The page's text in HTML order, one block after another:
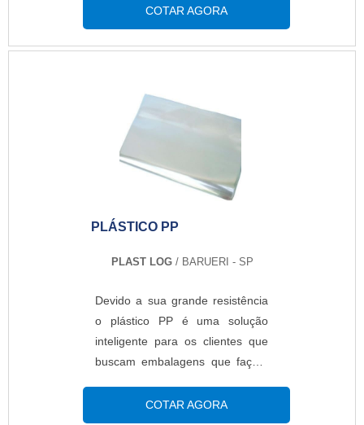
referência do mercado Plásticos
Araken. Solicitando mais
informações na maior
qualidade.MAIS SOBRE
FÁBRICA DE EMBALAGEM
PLASTICA
PERSONALIZADAQuem
pesquisa na internet por fábricas
personalizada em uma empresa
COTAR AGORA
PLÁSTICO PP
PLAST LOG/ BARUERI - SP
Devido a sua grande resistência
o plástico PP é uma solução
inteligente para os clientes que
buscam embalagens que façam
de forma segura e competente..
COTAR AGORA